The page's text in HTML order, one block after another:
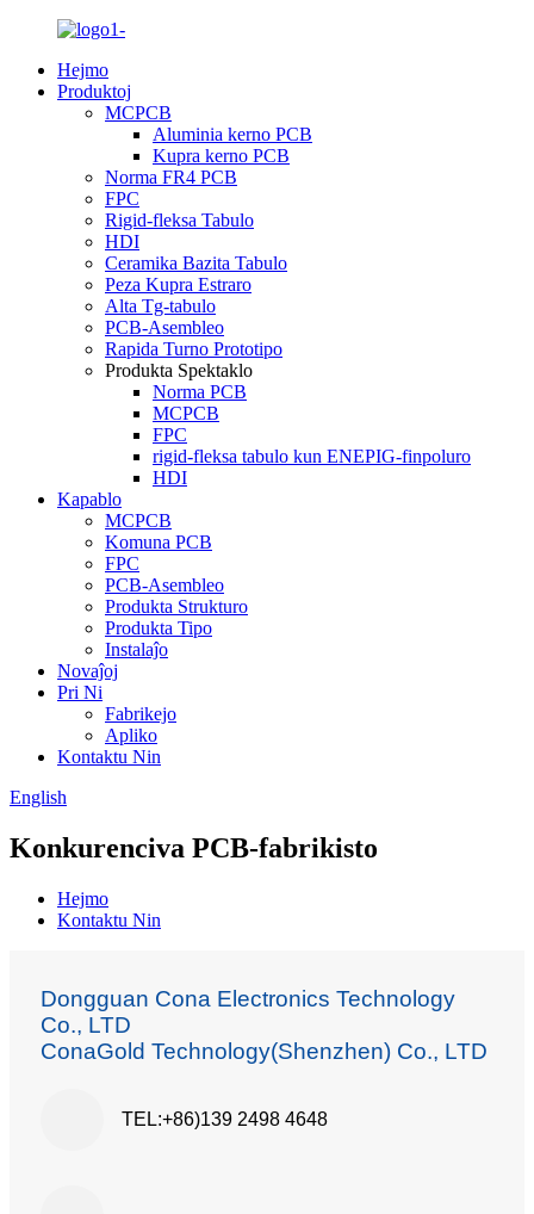
Hejmo
Produktoj
MCPCB
Aluminia kerno PCB
Kupra kerno PCB
Norma FR4 PCB
FPC
Rigid-fleksa Tabulo
HDI
Ceramika Bazita Tabulo
Peza Kupra Estraro
Alta Tg-tabulo
PCB-Asembleo
Rapida Turno Prototipo
Produkta Spektaklo
Norma PCB
MCPCB
FPC
rigid-fleksa tabulo kun ENEPIG-finpoluro
HDI
Kapablo
MCPCB
Komuna PCB
FPC
PCB-Asembleo
Produkta Strukturo
Produkta Tipo
Instalaĵo
Novaĵoj
Pri Ni
Fabrikejo
Apliko
Kontaktu Nin
English
Konkurenciva PCB-fabrikisto
Hejmo
Kontaktu Nin
Dongguan Cona Electronics Technology
Co., LTD
ConaGold Technology(Shenzhen) Co., LTD
TEL:+86)139 2498 4648